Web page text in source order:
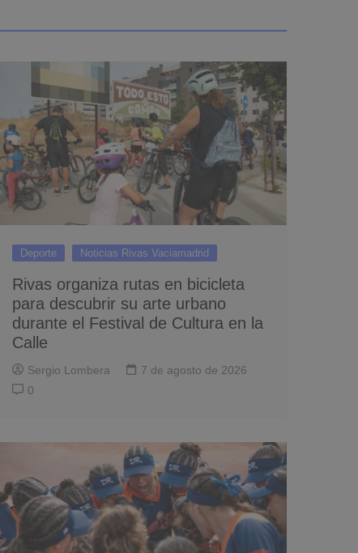
Deporte Noticias Rivas Vaciamadrid
Rivas organiza rutas en bicicleta
para descubrir su arte urbano
durante el Festival de Cultura en la
Calle
Sergio Lombera
7 de agosto de 2026
0